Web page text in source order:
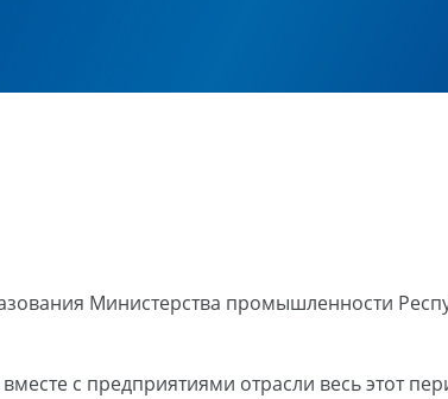
Министерства промышленности
с предприятиями отрасли весь этот